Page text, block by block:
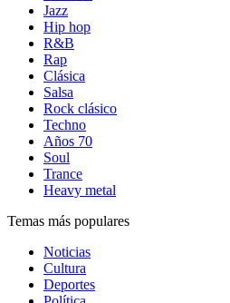
Jazz
Hip hop
R&B
Rap
Clásica
Salsa
Rock clásico
Techno
Años 70
Soul
Trance
Heavy metal
Temas más populares
Noticias
Cultura
Deportes